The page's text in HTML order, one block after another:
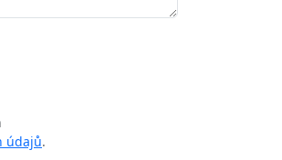
údajů.